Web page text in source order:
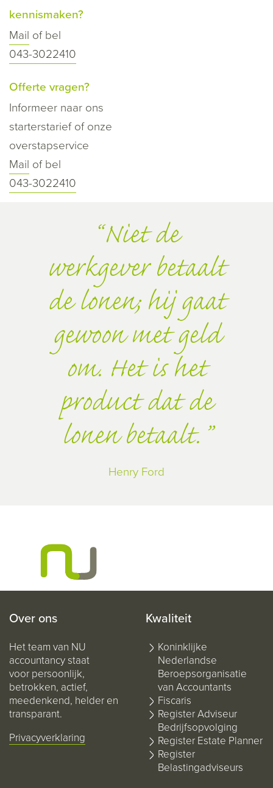
kennismaken?
Mail of bel
043-3022410
Offerte vragen?
Informeer naar ons
starterstarief of onze
overstapservice
Mail of bel
043-3022410
Niet de
werkgever betaalt
de lonen; hij gaat
gewoon met geld
om. Het is het
product dat de
lonen betaalt.
Henry Ford
Over ons
Het team van NU
accountancy staat
voor persoonlijk,
betrokken, actief,
meedenkend, helder en
transparant.
Privacyverklaring
Kwaliteit
Koninklijke
Nederlandse
Beroepsorganisatie
van Accountants
Fiscaris
Register Adviseur
Bedrijfsopvolging
Register Estate Planner
Register
Belastingadviseurs